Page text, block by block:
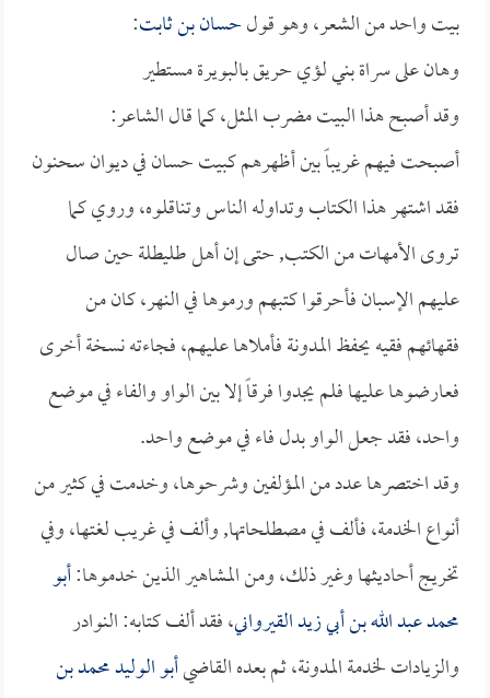
بيت واحد من الشعر، وهو قولحسان بن ثابت:
وهان على سراة بني لؤي حريق بالبويرة مستطير
وقد أصبح هذا البيت مضرب المثل، كما قال الشاعر:
أصبحت فيهم غريباً بين أظهرهم كبيت حسان في ديوان سحنون
فقد اشتهر هذا الكتاب وتداوله الناس وتناقلوه، وروي كما
تروى الأمهات من الكتب, حتى إن أهل طليطلة حين صال
عليهم الإسبان فأحرقوا كتبهم ورموها في النهر، كان من
فقهائهم فقيه يحفظ المدونة فأملاها عليهم، فجاءته نسخة أخرى
فعارضوها عليها فلم يجدوا فرقاً إلا بين الواو والفاء في موضع
واحد، فقد جعل الواو بدل فاء في موضع واحد.
وقد اختصرها عدد من المؤلفين وشرحوها، وخدمت في كثير من
أنواع الخدمة، فألف في مصطلحاتها, وألف في غريب لغتها، وفي
تخريج أحاديثها وغير ذلك، ومن المشاهير الذين خدموها:أبو
محمد عبد الله بن أبي زيد القيرواني، فقد ألف كتابه: النوادر
والزيادات لخدمة المدونة، ثم بعده القاضيأبو الوليد محمد بن